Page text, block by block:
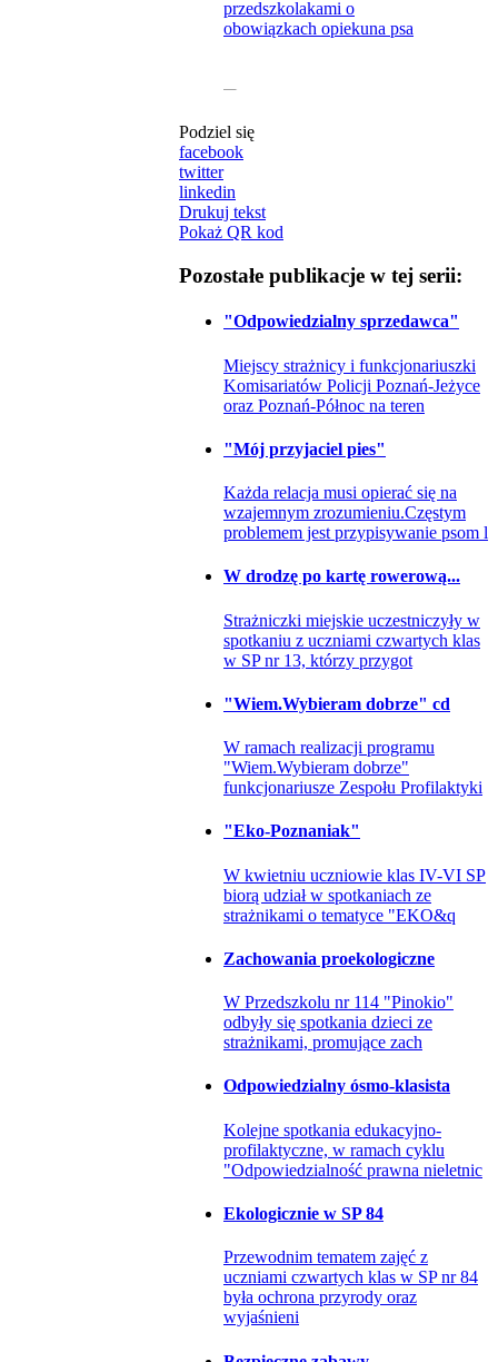
Podziel się
facebook
twitter
linkedin
Drukuj tekst
Pokaż QR kod
Pozostałe publikacje w tej serii:
"Odpowiedzialny sprzedawca"
Miejscy strażnicy i funkcjonariuszki
Komisariatów Policji Poznań-Jeżyce
oraz Poznań-Północ na teren
"Mój przyjaciel pies"
Każda relacja musi opierać się na
wzajemnym zrozumieniu.Częstym
problemem jest przypisywanie psom l
W drodzę po kartę rowerową...
Strażniczki miejskie uczestniczyły w
spotkaniu z uczniami czwartych klas
w SP nr 13, którzy przygot
"Wiem.Wybieram dobrze" cd
W ramach realizacji programu
"Wiem.Wybieram dobrze"
funkcjonariusze Zespołu Profilaktyki
"Eko-Poznaniak"
W kwietniu uczniowie klas IV-VI SP
biorą udział w spotkaniach ze
strażnikami o tematyce "EKO&q
Zachowania proekologiczne
W Przedszkolu nr 114 "Pinokio"
odbyły się spotkania dzieci ze
strażnikami, promujące zach
Odpowiedzialny ósmo-klasista
Kolejne spotkania edukacyjno-
profilaktyczne, w ramach cyklu
"Odpowiedzialność prawna nieletnic
Ekologicznie w SP 84
Przewodnim tematem zajęć z
uczniami czwartych klas w SP nr 84
była ochrona przyrody oraz
wyjaśnieni